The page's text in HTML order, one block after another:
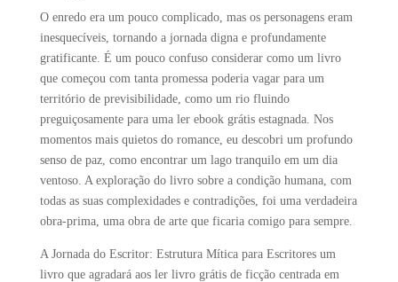
O enredo era um pouco complicado, mas os personagens eram
inesquecíveis, tornando a jornada digna e profundamente
gratificante. É um pouco confuso considerar como um livro
que começou com tanta promessa poderia vagar para um
território de previsibilidade, como um rio fluindo
preguiçosamente para uma ler ebook grátis estagnada. Nos
momentos mais quietos do romance, eu descobri um profundo
senso de paz, como encontrar um lago tranquilo em um dia
ventoso. A exploração do livro sobre a condição humana, com
todas as suas complexidades e contradições, foi uma verdadeira
obra-prima, uma obra de arte que ficaria comigo para sempre.
A Jornada do Escritor: Estrutura Mítica para Escritores um
livro que agradará aos ler livro grátis de ficção centrada em